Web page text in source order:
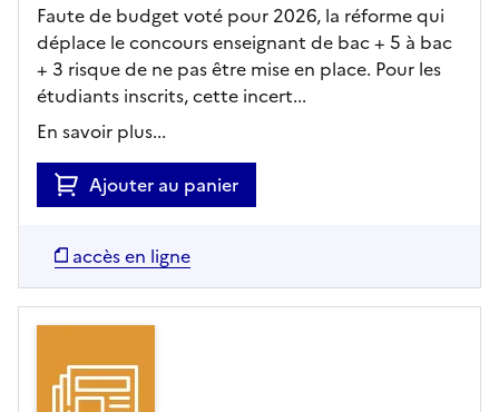
Faute de budget voté pour 2026, la réforme qui
déplace le concours enseignant de bac + 5 à bac
+ 3 risque de ne pas être mise en place. Pour les
étudiants inscrits, cette incert...
En savoir plus...
Ajouter au panier
accès en ligne